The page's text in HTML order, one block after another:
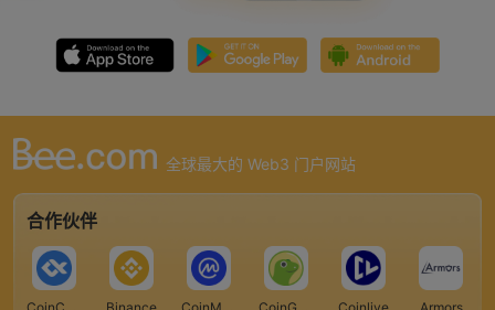
全球最大的 Web3 门户网站
合作伙伴